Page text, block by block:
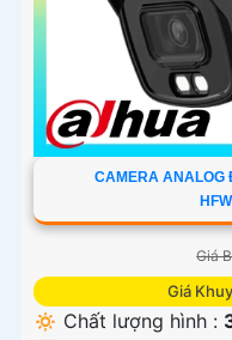
CAMERA ANALOG
Giá
Giá
🔅 Chất lượng hình :